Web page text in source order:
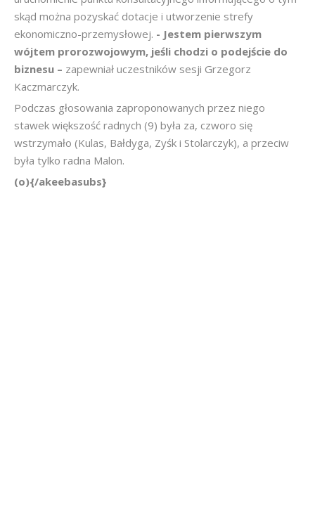
skąd można pozyskać dotacje i utworzenie strefy
ekonomiczno-przemysłowej. - Jestem pierwszym
wójtem prorozwojowym, jeśli chodzi o podejście do
biznesu – zapewniał uczestników sesji Grzegorz
Kaczmarczyk.
Podczas głosowania zaproponowanych przez niego
stawek większość radnych (9) była za, czworo się
wstrzymało (Kulas, Bałdyga, Zyśk i Stolarczyk), a przeciw
była tylko radna Malon.
(o){/akeebasubs}